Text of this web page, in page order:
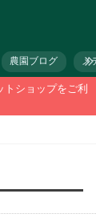
農園ブログ メ
ショップをご利